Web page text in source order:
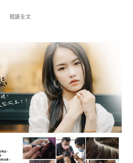
閱讀全文